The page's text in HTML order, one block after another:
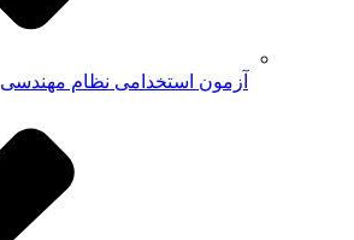
آزمون استخدامی نظام مهندسی